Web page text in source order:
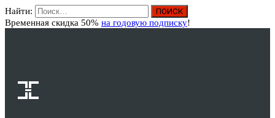
Найти:
Временная скидка 50% на годовую подписку!